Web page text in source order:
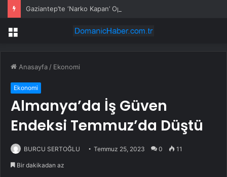
Menü
Anasayfa / Ekonomi
Ekonomi
Almanya’da İş Güven
Endeksi Temmuz’da Düştü
BURCU SERTOĞLU Temmuz 25, 2023 0 11
Bir dakikadan az